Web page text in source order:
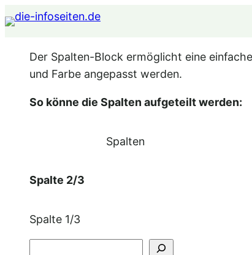
Zum
Inhalt
Der Spalten-Block ermöglicht eine
und Farbe angepasst werden.
So könne die Spalten aufgeteilt werden:
Spalten
Spalte 2/3
Spalte 1/3